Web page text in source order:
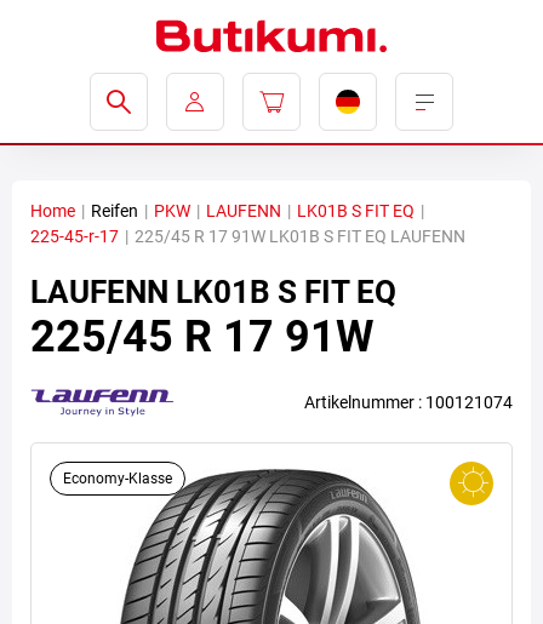
Economy-Klasse
Home | Reifen | PKW | LAUFENN | LK01B S FIT EQ |
225-45-r-17 | 225/45 R 17 91W LK01B S FIT EQ LAUFENN
LAUFENN LK01B S FIT EQ
225/45 R 17 91W
Artikelnummer : 100121074